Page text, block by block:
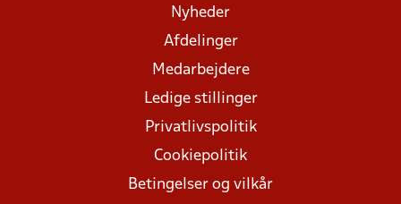
Nyheder
Afdelinger
Medarbejdere
Ledige stillinger
Privatlivspolitik
Cookiepolitik
Betingelser og vilkår